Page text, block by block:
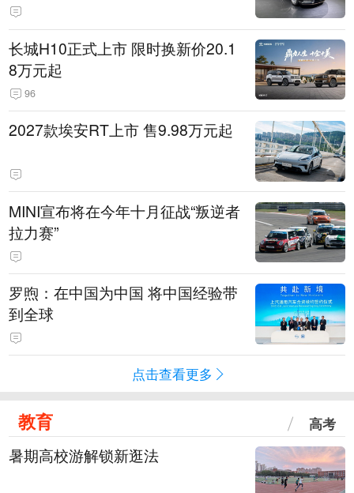
长城H10正式上市 限时换新价20.1
8万元起
96
2027款埃安RT上市 售9.98万元起
MINI宣布将在今年十月征战“叛逆者
拉力赛”
罗煦：在中国为中国 将中国经验带
到全球
点击查看更多
教育 高考
暑期高校游解锁新逛法